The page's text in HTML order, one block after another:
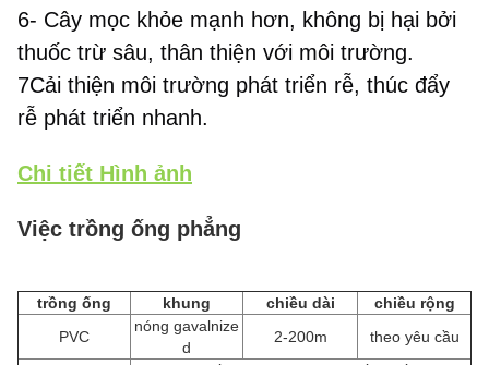
6- Cây mọc khỏe mạnh hơn, không bị hại bởi
thuốc trừ sâu, thân thiện với môi trường.
7Cải thiện môi trường phát triển rễ, thúc đẩy
rễ phát triển nhanh.
Chi tiết Hình ảnh
Việc trồng ống phẳng
trồng ống khung chiều dài
chiều rộng
PVC
nóng gavalnize
d
2-200m
theo yêu cầu